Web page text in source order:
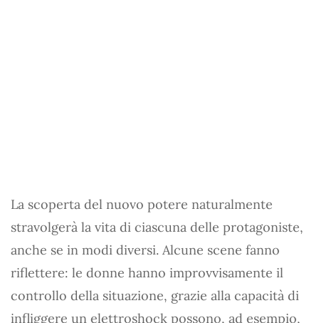
La scoperta del nuovo potere naturalmente
stravolgerà la vita di ciascuna delle protagoniste,
anche se in modi diversi. Alcune scene fanno
riflettere: le donne hanno improvvisamente il
controllo della situazione, grazie alla capacità di
infliggere un elettroshock possono, ad esempio,